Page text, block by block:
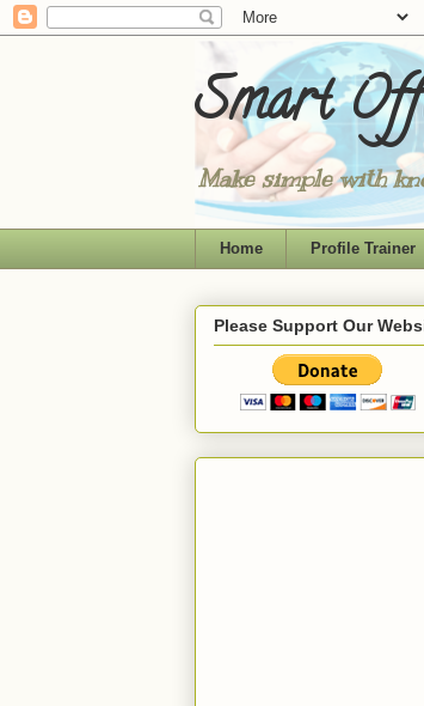
Smart
Make simple with
Home Profile Trainer
Please Support Our